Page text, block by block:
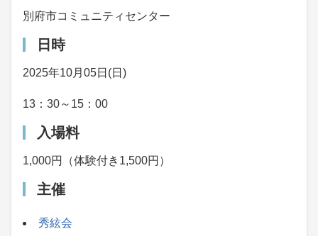
別府市コミュニティセンター
日時
2025年10月05日(日)
13：30～15：00
入場料
1,000円（体験付き1,500円）
主催
秀絃会